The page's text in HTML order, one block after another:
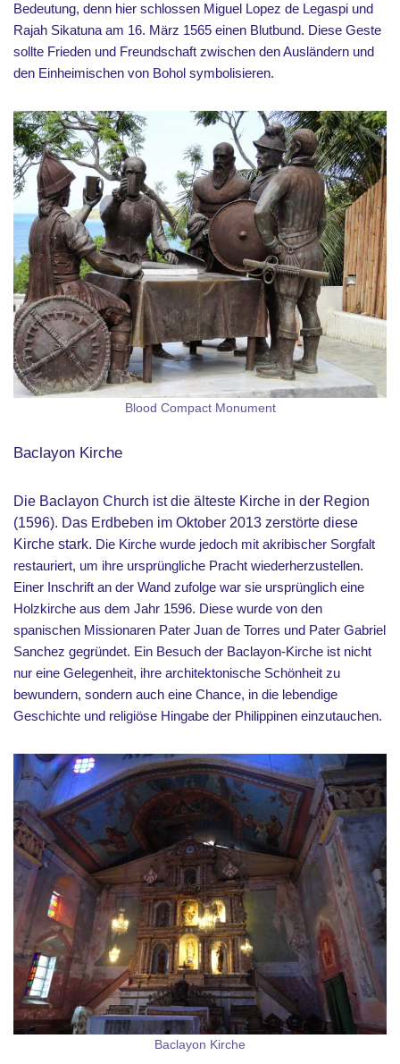
Bedeutung, denn hier schlossen Miguel Lopez de Legaspi und
Rajah Sikatuna am 16. März 1565 einen Blutbund. Diese Geste
sollte Frieden und Freundschaft zwischen den Ausländern und
den Einheimischen von Bohol symbolisieren.
Blood Compact Monument
Baclayon Kirche
Die Baclayon Church ist die älteste Kirche in der Region
(1596). Das Erdbeben im Oktober 2013 zerstörte diese
Kirche stark. Die Kirche wurde jedoch mit akribischer Sorgfalt
restauriert, um ihre ursprüngliche Pracht wiederherzustellen.
Einer Inschrift an der Wand zufolge war sie ursprünglich eine
Holzkirche aus dem Jahr 1596. Diese wurde von den
spanischen Missionaren Pater Juan de Torres und Pater Gabriel
Sanchez gegründet. Ein Besuch der Baclayon-Kirche ist nicht
nur eine Gelegenheit, ihre architektonische Schönheit zu
bewundern, sondern auch eine Chance, in die lebendige
Geschichte und religiöse Hingabe der Philippinen einzutauchen.
Baclayon Kirche